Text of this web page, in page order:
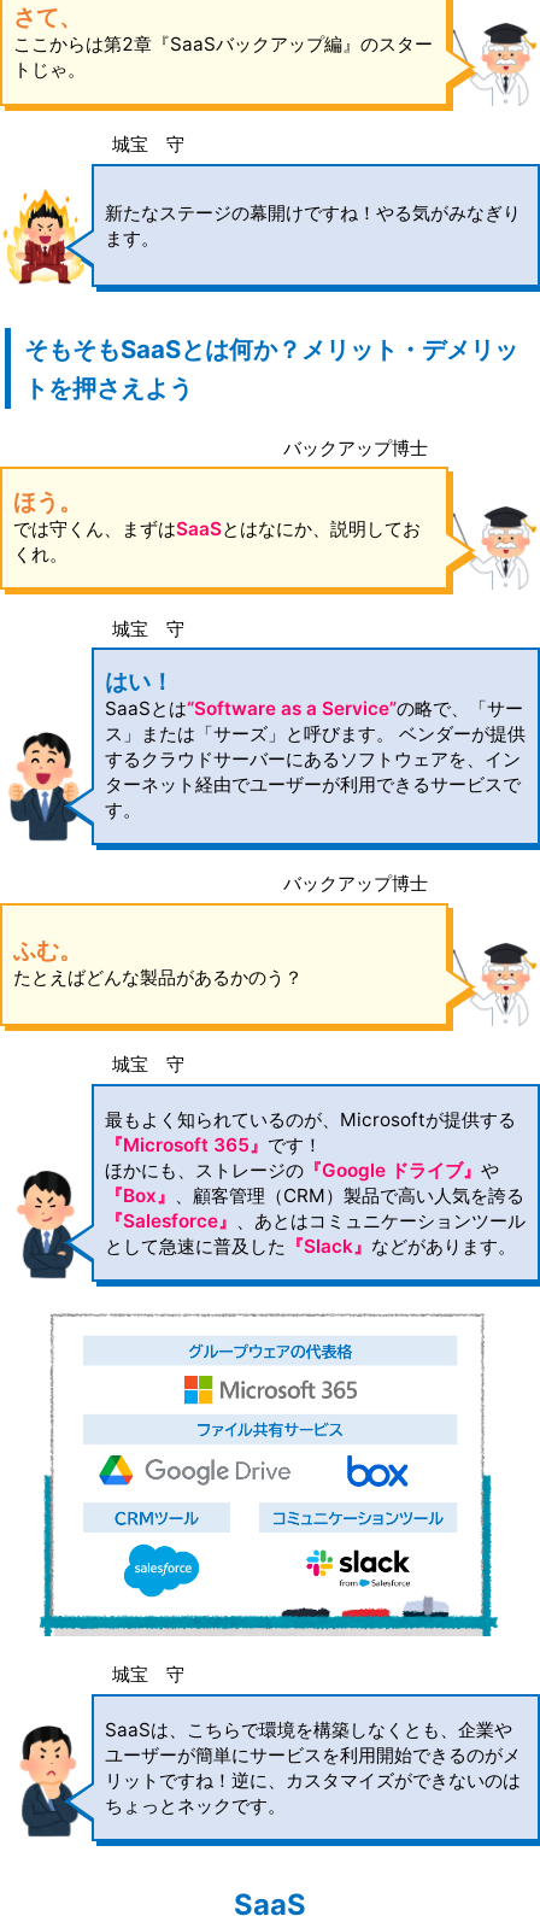
さて、
ここからは第2章『SaaSバックアップ編』のスター
トじゃ。
城宝 守
新たなステージの幕開けですね！やる気がみなぎり
ます。
そもそもSaaSとは何か？メリット・デメリッ
トを押さえよう
バックアップ博士
ほう。
では守くん、まずはSaaSとはなにか、説明してお
くれ。
城宝 守
はい！
SaaSとは“Software as a Service”の略で、「サー
ス」または「サーズ」と呼びます。 ベンダーが提供
するクラウドサーバーにあるソフトウェアを、イン
ターネット経由でユーザーが利用できるサービスで
す。
バックアップ博士
ふむ。
たとえばどんな製品があるかのう？
城宝 守
最もよく知られているのが、Microsoftが提供する
『Microsoft 365』 です！
ほかにも、ストレージの『Google ドライブ』 や
『Box』
、顧客管理（CRM）製品で高い人気を誇る
『Salesforce』
、あとはコミュニケーションツール
として急速に普及した 『Slack』 などがあります。
城宝 守
SaaSは、こちらで環境を構築しなくとも、企業や
ユーザーが簡単にサービスを利用開始できるのがメ
リットですね！逆に、カスタマイズができないのは
ちょっとネックです。
SaaS